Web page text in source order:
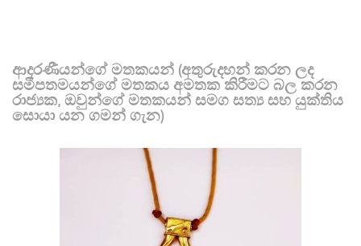
ආදරණීයන්ගේ මතකයන් (අතුරුදහන් කරන ලද
සමීපතමයන්ගේ මතකය අමතක කිරීමට බල කරන
රාජ්‍යක, ඔවුන්ගේ මතකයන් සමග සත්‍ය සහ යුක්තිය
සොයා යන ගමන් ගැන)